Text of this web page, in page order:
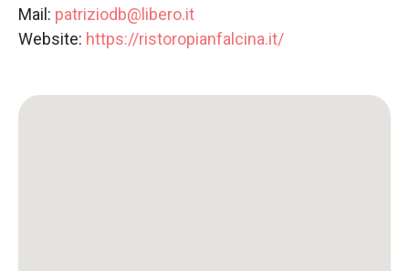
Mail: patriziodb@libero.it
Website: https://ristoropianfalcina.it/